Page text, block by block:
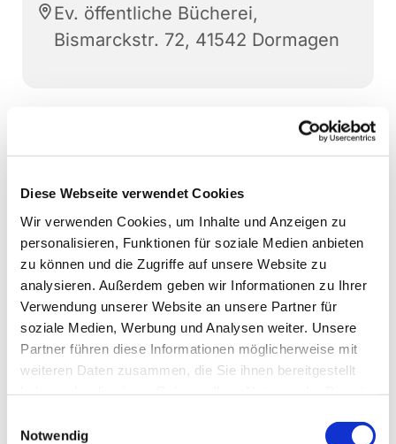
Diese Webseite verwendet Cookies
Wir verwenden Cookies, um Inhalte und Anzeigen zu
personalisieren, Funktionen für soziale Medien anbieten
zu können und die Zugriffe auf unsere Website zu
analysieren. Außerdem geben wir Informationen zu Ihrer
Verwendung unserer Website an unsere Partner für
soziale Medien, Werbung und Analysen weiter. Unsere
Partner führen diese Informationen möglicherweise mit
weiteren Daten zusammen, die Sie ihnen bereitgestellt
Notwendig
Ev. öffentliche Bücherei,
Bismarckstr. 72, 41542 Dormagen